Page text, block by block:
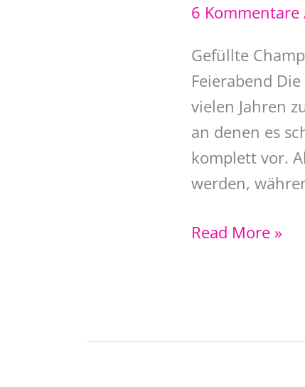
6 Kommentare
Gefüllte
Feierabend
vielen Jahren
an denen es
komplett vor.
werden,
Gefüllte
Read More »